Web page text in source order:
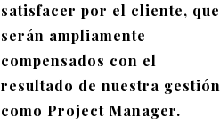
satisfacer por el cliente, que
serán ampliamente
compensados con el
resultado de nuestra gestión
como Project Manager.